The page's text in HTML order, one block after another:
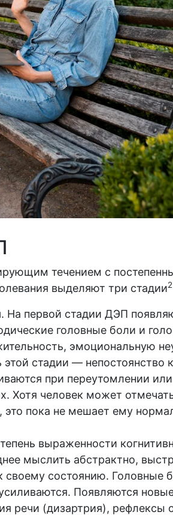
течением с
выделяют три стадии2
На первой стадии ДЭП
головные боли и
эмоциональную
стадии — непостоянство
при переутомлении или
Хотя человек может
пока не мешает ему
выраженности
мыслить абстрактно,
своему состоянию. Головные
Появляются
речи (дизартрия), рефлексы